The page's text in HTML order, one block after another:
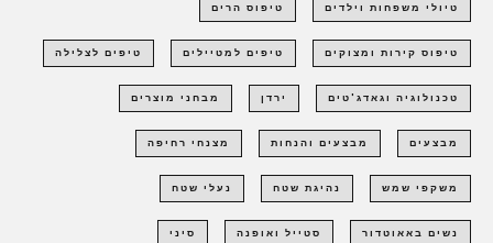
טיולי משפחות וילדים טיפוס הרים
טיפוס קירות ומצוקים טיפים למטיילים טיפים לצלילה
טכנולוגיה וגאדג'טים ירדן מבחני מוצרים
מבצעים מבצעים והנחות מצנחי רחיפה
משקפי שמש נהיגת שטח נעלי שטח
נשים באאוטדור סטייל ואופנה סיני